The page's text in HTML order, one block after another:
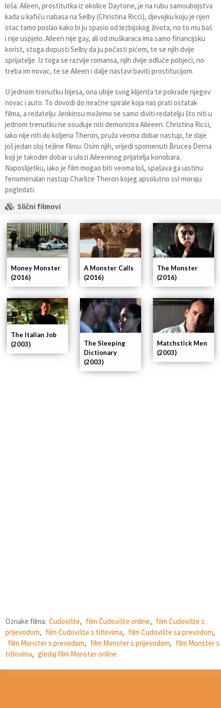
loša. Aileen, prostitutka iz okolice Daytone, je na rubu samoubojstva
kada u kafiću nabasa na Selby (Christina Ricci), djevojku koju je njen
otac tamo poslao kako bi ju spasio od lezbijskog života, no to mu baš
i nije uspjelo. Aileen nije gay, ali od muškaraca ima samo financijsku
korist, stoga dopusti Selby da ju počasti pićem, te se njih dvije
sprijatelje. Iz toga se razvije romansa, njih dvije odluče pobjeći, no
treba im novac, te se Aileen i dalje nastavi baviti prostitucijom.
U jednom trenutku bijesa, ona ubije svog klijenta te pokrade njegov
novac i auto. To dovodi do mračne spirale koja nas prati ostatak
filma, a redatelju Jenkinsu možemo se samo diviti redatelju što niti u
jednom trenutku ne osuđuje niti demonizira Aileeen. Christina Ricci,
iako nije niti do koljena Theron, pruža veoma dobar nastup, te daje
još jedan sloj težine filmu. Osim njih, vrijedi spomenuti Brucea Derna
koji je također dobar u ulozi Aileeninog prijatelja konobara.
Naposlijetku, iako je film mogao biti veoma loš, spašava ga uistinu
fenomenalan nastup Charlize Theron kojeg apsolutno svi moraju
pogledati.
Slični filmovi
The Monster
(2016)
A Monster Calls
(2016)
Money Monster
(2016)
Matchstick Men
(2003)
The Sleeping
Dictionary
(2003)
The Italian Job
(2003)
Oznake filma: Čudovište, film Čudovište online, film Čudovište s
prijevodom, film Čudovište s titlovima, film Čudovište sa prevodom,
film Monster s prevodom, film Monster s prijevodom, film Monster s
titlovima, gledaj film Monster online